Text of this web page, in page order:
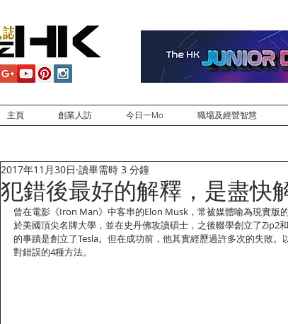
主頁 創業人訪 今日一Mo 職場及經營智慧
犯錯後最好的解釋，是盡快
2017年11月30日 讀畢需時 3 分鐘
曾在電影《Iron Man》中客串的Elon Musk，常被媒體喻為現實版
於美國頂尖名牌大學，並在史丹佛攻讀碩士，之後輟學創立了Zip2
的事蹟是創立了Tesla。但在成功前，他其實經歷過許多次的失敗
對錯誤的4種方法。